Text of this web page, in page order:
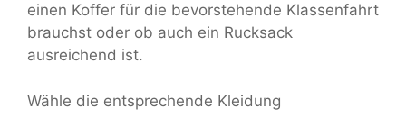
einen Koffer für die bevorstehende Klassenfahrt
brauchst oder ob auch ein Rucksack
ausreichend ist.
Wähle die entsprechende Kleidung